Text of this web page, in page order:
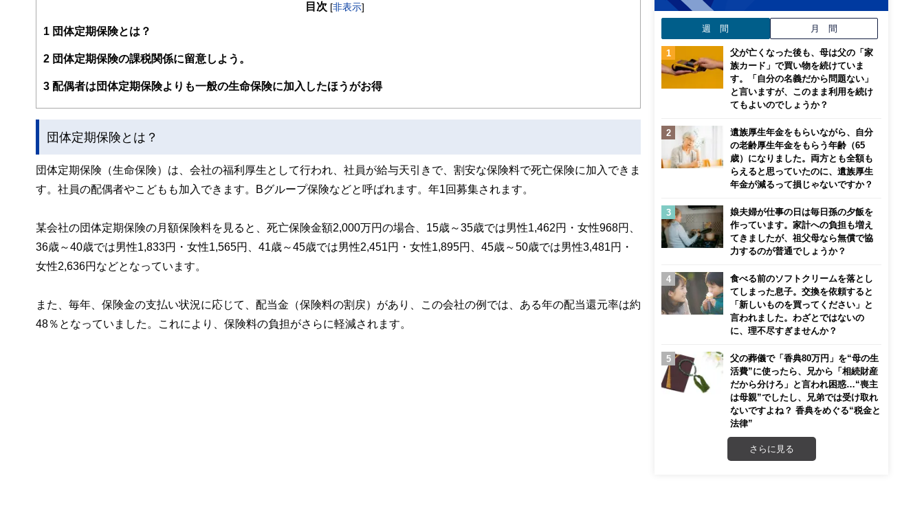
入院・介護のお金」（技術評論社）がある。
目次 [非表示]
1 団体定期保険とは？
2 団体定期保険の課税関係に留意しよう。
3 配偶者は団体定期保険よりも一般の生命保険に加入したほうがお得
団体定期保険とは？
団体定期保険（生命保険）は、会社の福利厚生として行われ、社員が給与天引きで、割安な保険料で死亡保険に加入できま
す。社員の配偶者やこどもも加入できます。Bグループ保険などと呼ばれます。年1回募集されます。
某会社の団体定期保険の月額保険料を見ると、死亡保険金額2,000万円の場合、15歳～35歳では男性1,462円・女性968円、
36歳～40歳では男性1,833円・女性1,565円、41歳～45歳では男性2,451円・女性1,895円、45歳～50歳では男性3,481円・
女性2,636円などとなっています。
また、毎年、保険金の支払い状況に応じて、配当金（保険料の割戻）があり、この会社の例では、ある年の配当還元率は約
48％となっていました。これにより、保険料の負担がさらに軽減されます。
週 間 月 間
父が亡くなった後も、母は父の「家
族カード」で買い物を続けていま
す。「自分の名義だから問題ない」
と言いますが、このまま利用を続け
てもよいのでしょうか？
遺族厚生年金をもらいながら、自分
の老齢厚生年金をもらう年齢（65
歳）になりました。両方とも全額も
らえると思っていたのに、遺族厚生
年金が減るって損じゃないですか？
娘夫婦が仕事の日は毎日孫の夕飯を
作っています。家計への負担も増え
てきましたが、祖父母なら無償で協
力するのが普通でしょうか？
食べる前のソフトクリームを落とし
てしまった息子。交換を依頼すると
「新しいものを買ってください」と
言われました。わざとではないの
に、理不尽すぎませんか？
父の葬儀で「香典80万円」を“母の生
活費”に使ったら、兄から「相続財産
だから分けろ」と言われ困惑…“喪主
は母親”でしたし、兄弟では受け取れ
ないですよね？ 香典をめぐる“税金と
法律”
さらに見る